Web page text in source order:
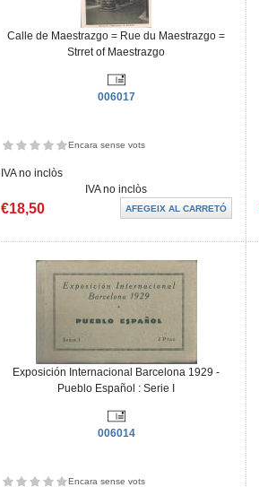
Calle de Maestrazgo = Rue du Maestrazgo =
Strret of Maestrazgo
006017
Encara sense vots
IVA no inclòs
IVA no inclòs
€18,50
Exposición Internacional Barcelona 1929 -
Pueblo Español : Serie I
006014
Encara sense vots